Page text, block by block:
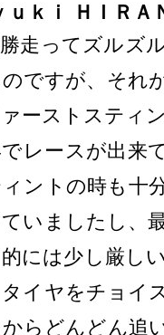
ｕｋｉ ＨＩＲ
走ってズルズ
ですが、それ
ーストスティ
でレースが出来
ントの時も十
いましたし、
には少し厳し
イヤをチョイ
らどんどん追